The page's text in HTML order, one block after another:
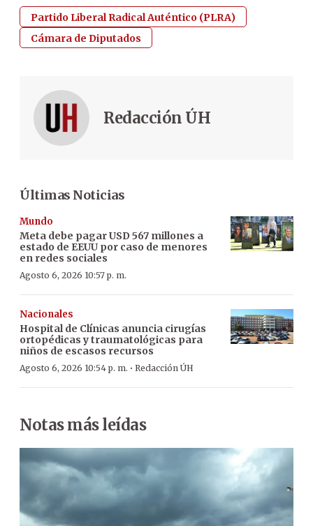
Partido Liberal Radical Auténtico (PLRA)
Cámara de Diputados
Redacción ÚH
Últimas Noticias
Mundo
Meta debe pagar USD 567 millones a
estado de EEUU por caso de menores
en redes sociales
Agosto 6, 2026 10:57 p. m.
Nacionales
Hospital de Clínicas anuncia cirugías
ortopédicas y traumatológicas para
niños de escasos recursos
Agosto 6, 2026 10:54 p. m. · Redacción ÚH
Notas más leídas